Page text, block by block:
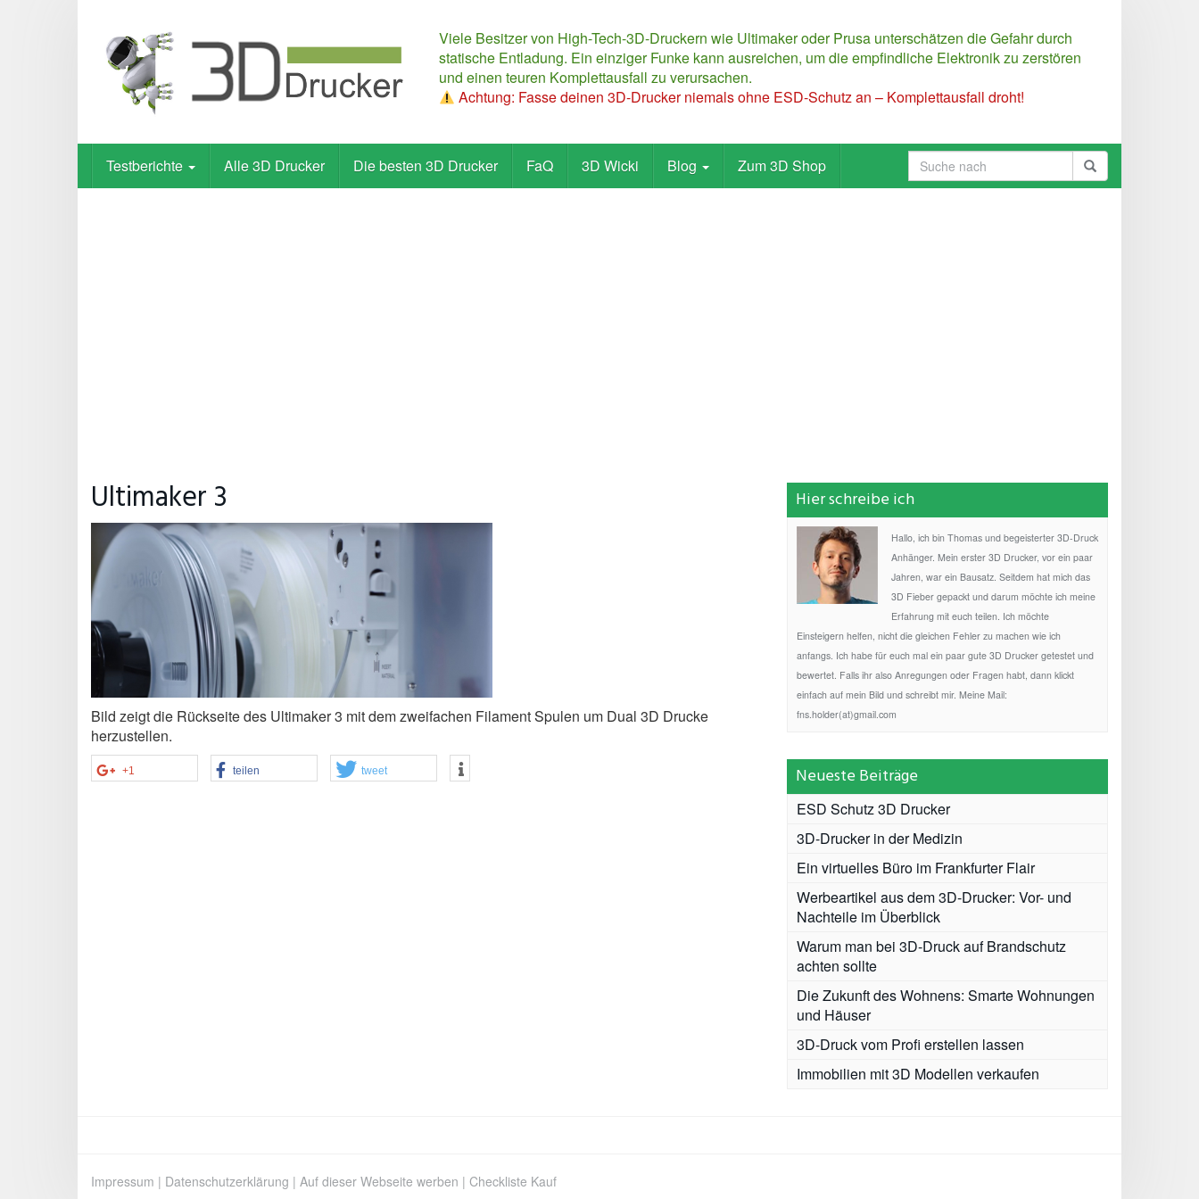
Viele Besitzer von High-Tech-3D-Druckern wie Ultimaker oder Prusa unterschätzen die Gefahr durch
statische Entladung. Ein einziger Funke kann ausreichen, um die empfindliche Elektronik zu zerstören
und einen teuren Komplettausfall zu verursachen.
Achtung: Fasse deinen 3D-Drucker niemals ohne ESD-Schutz an – Komplettausfall droht!
Testberichte Alle 3D Drucker Die besten 3D Drucker FaQ 3D Wicki Blog Zum 3D Shop
Ultimaker 3
Bild zeigt die Rückseite des Ultimaker 3 mit dem zweifachen Filament Spulen um Dual 3D Drucke
herzustellen.
+1 teilen tweet
Hier schreibe ich
Hallo, ich bin Thomas und begeisterter 3D-Druck
Anhänger. Mein erster 3D Drucker, vor ein paar
Jahren, war ein Bausatz. Seitdem hat mich das
3D Fieber gepackt und darum möchte ich meine
Erfahrung mit euch teilen. Ich möchte
Einsteigern helfen, nicht die gleichen Fehler zu machen wie ich
anfangs. Ich habe für euch mal ein paar gute 3D Drucker getestet und
bewertet. Falls ihr also Anregungen oder Fragen habt, dann klickt
einfach auf mein Bild und schreibt mir. Meine Mail:
fns.holder(at)gmail.com
Neueste Beiträge
ESD Schutz 3D Drucker
3D-Drucker in der Medizin
Ein virtuelles Büro im Frankfurter Flair
Werbeartikel aus dem 3D-Drucker: Vor- und
Nachteile im Überblick
Warum man bei 3D-Druck auf Brandschutz
achten sollte
Die Zukunft des Wohnens: Smarte Wohnungen
und Häuser
3D-Druck vom Profi erstellen lassen
Immobilien mit 3D Modellen verkaufen
Impressum | Datenschutzerklärung | Auf dieser Webseite werben | Checkliste Kauf